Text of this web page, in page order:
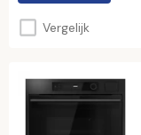
Vergelijk